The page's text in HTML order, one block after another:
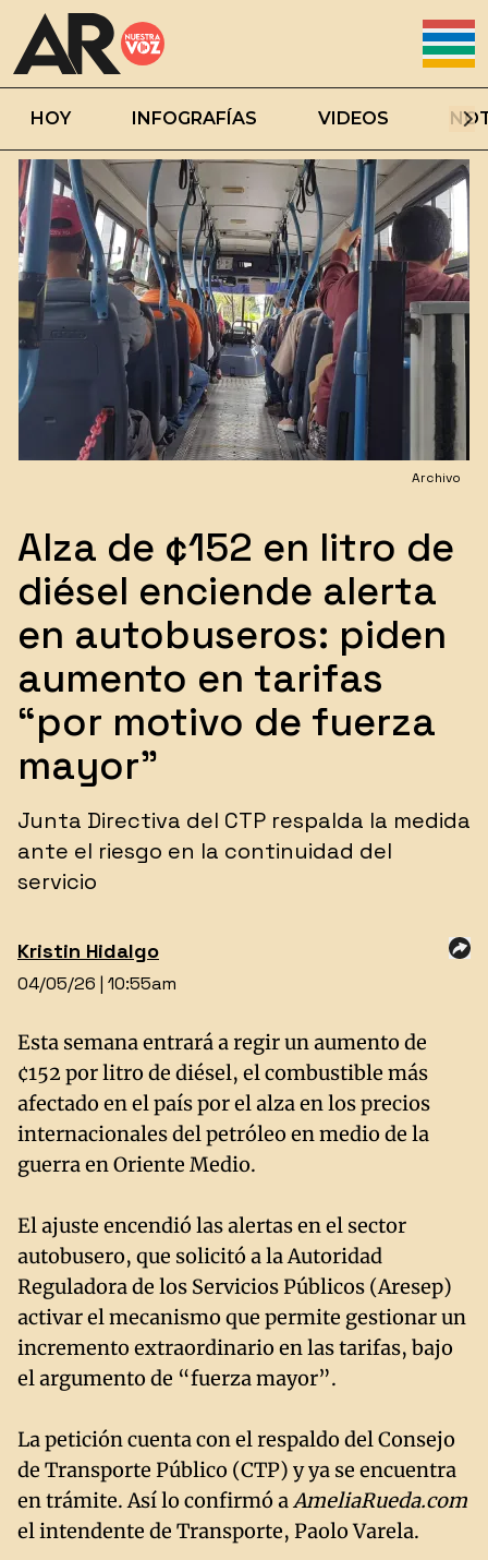
HOY INFOGRAFÍAS VIDEOS
Archivo
Alza de ¢152 en litro de
diésel enciende alerta
en autobuseros: piden
aumento en tarifas
“por motivo de fuerza
mayor”
Junta Directiva del CTP respalda la medida
ante el riesgo en la continuidad del
servicio
Kristin Hidalgo
04/05/26 | 10:55am
Esta semana entrará a regir un aumento de
¢152 por litro de diésel, el combustible más
afectado en el país por el alza en los precios
internacionales del petróleo en medio de la
guerra en Oriente Medio.
El ajuste encendió las alertas en el sector
autobusero, que solicitó a la Autoridad
Reguladora de los Servicios Públicos (Aresep)
activar el mecanismo que permite gestionar un
incremento extraordinario en las tarifas, bajo
el argumento de “fuerza mayor”.
La petición cuenta con el respaldo del Consejo
de Transporte Público (CTP) y ya se encuentra
en trámite. Así lo confirmó aAmeliaRueda.com
el intendente de Transporte, Paolo Varela.